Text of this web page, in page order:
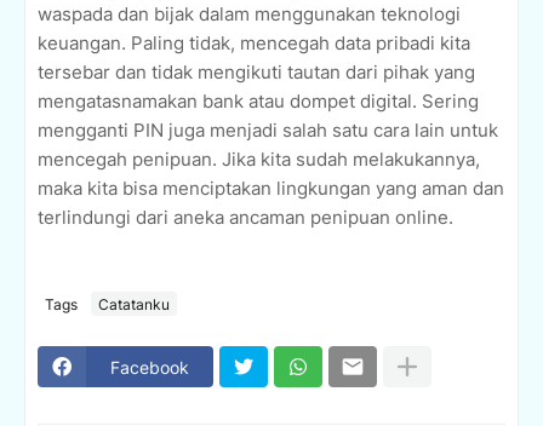
waspada dan bijak dalam menggunakan teknologi
keuangan. Paling tidak, mencegah data pribadi kita
tersebar dan tidak mengikuti tautan dari pihak yang
mengatasnamakan bank atau dompet digital. Sering
mengganti PIN juga menjadi salah satu cara lain untuk
mencegah penipuan. Jika kita sudah melakukannya,
maka kita bisa menciptakan lingkungan yang aman dan
terlindungi dari aneka ancaman penipuan online.
Tags Catatanku
Facebook